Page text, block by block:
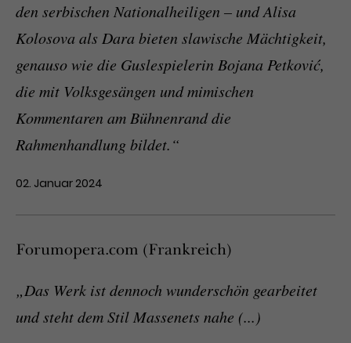
den serbischen Nationalheiligen – und Alisa
Kolosova als Dara bieten slawische Mächtigkeit,
genauso wie die Guslespielerin Bojana Petković,
die mit Volksgesängen und mimischen
Kommentaren am Bühnenrand die
Rahmenhandlung bildet.“
02. Januar 2024
Forumopera.com (Frankreich)
„Das Werk ist dennoch wunderschön gearbeitet
und steht dem Stil Massenets nahe (...)